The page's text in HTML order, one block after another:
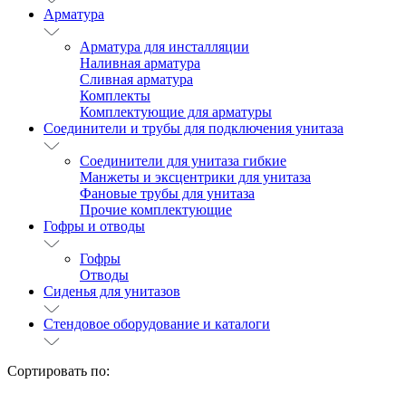
Арматура
Арматура для инсталляции
Наливная арматура
Сливная арматура
Комплекты
Комплектующие для арматуры
Соединители и трубы для подключения унитаза
Соединители для унитаза гибкие
Манжеты и эксцентрики для унитаза
Фановые трубы для унитаза
Прочие комплектующие
Гофры и отводы
Гофры
Отводы
Сиденья для унитазов
Стендовое оборудование и каталоги
Сортировать по: